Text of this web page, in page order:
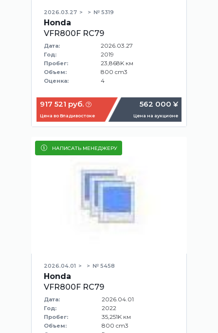
2026.03.27 № 5319
Honda
VFR800F RC79
Дата: 2026.03.27
Год: 2019
Пробег: 23,868K км
Объем: 800 cm3
Оценка: 4
917 521 руб.
Цена во Владивостоке
562 000 ¥
Цена на аукционе
НАПИСАТЬ МЕНЕДЖЕРУ
2026.04.01 № 5458
Honda
VFR800F RC79
Дата: 2026.04.01
Год: 2022
Пробег: 35,251K км
Объем: 800 cm3